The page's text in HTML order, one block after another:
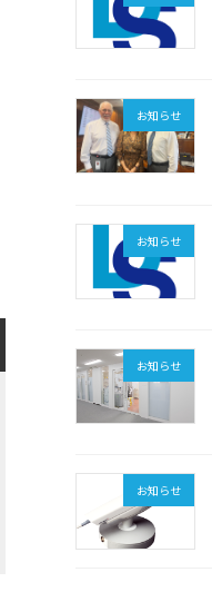
お知らせ
お知らせ
お知らせ
お知らせ